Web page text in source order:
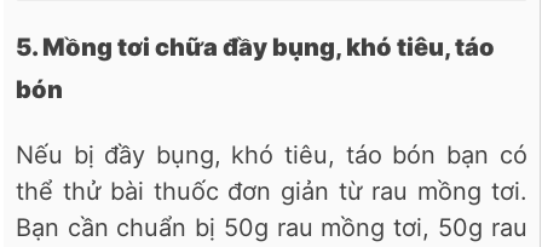
5. Mồng tơi chữa đầy bụng, khó tiêu, táo
bón
Nếu bị đầy bụng, khó tiêu, táo bón bạn có
thể thử bài thuốc đơn giản từ rau mồng tơi.
Bạn cần chuẩn bị 50g rau mồng tơi, 50g rau